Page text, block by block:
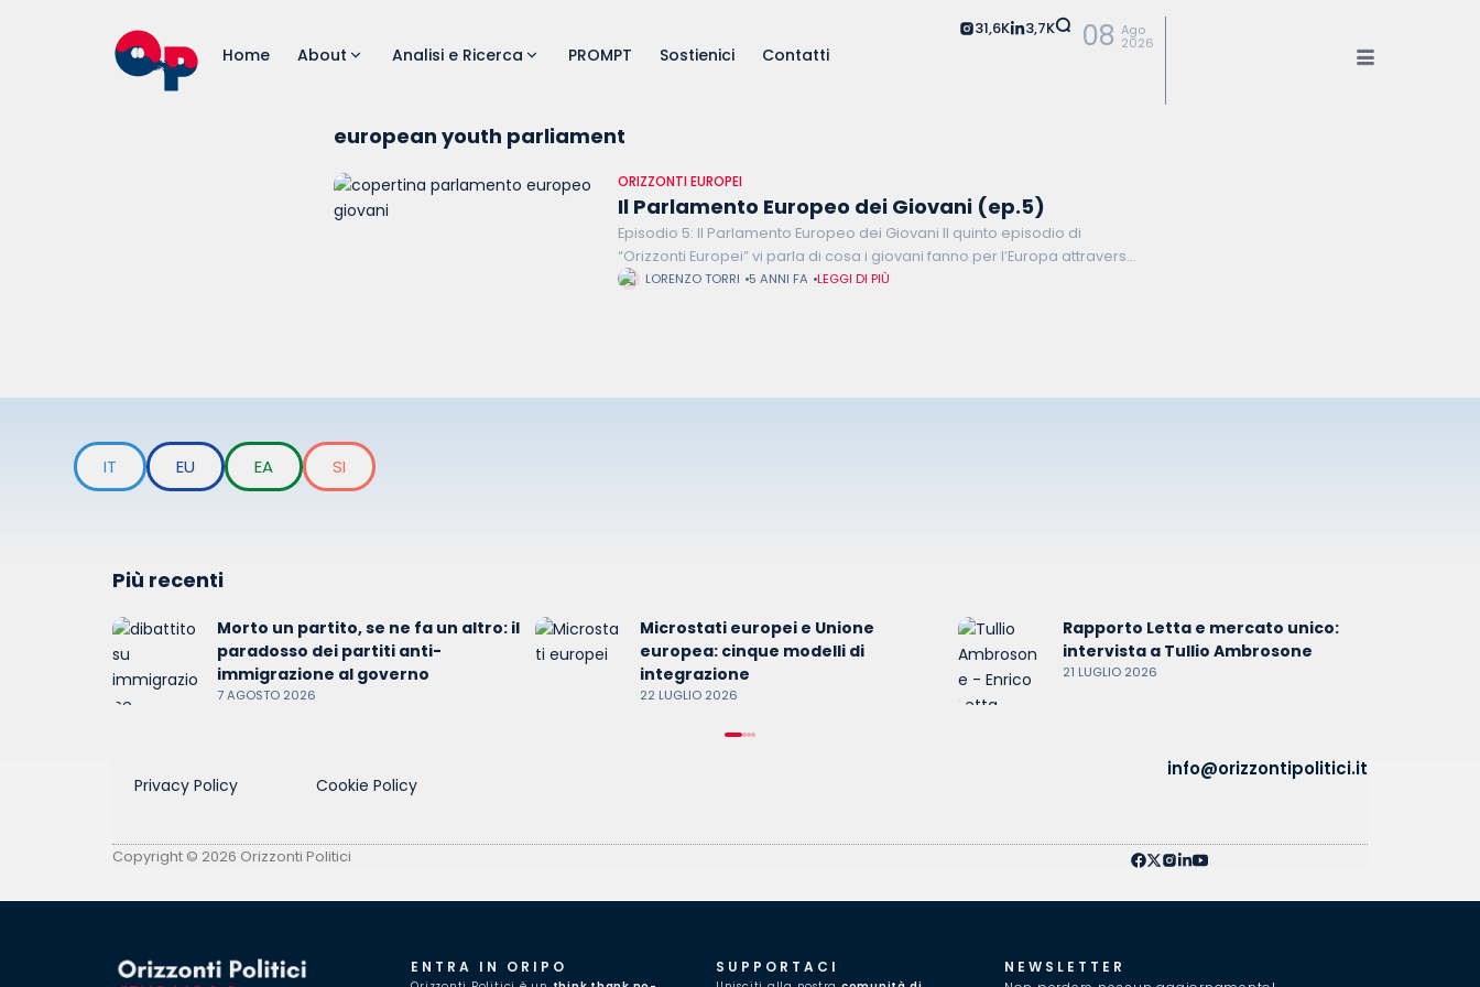
Home About Analisi e Ricerca PROMPT Sostienici Contatti
31,6K 3,7K 08 Ago
2026
european youth parliament
ORIZZONTI EUROPEI
Il Parlamento Europeo dei Giovani (ep.5)
Episodio 5: Il Parlamento Europeo dei Giovani Il quinto episodio di
“Orizzonti Europei” vi parla di cosa i giovani fanno per l’Europa attraverso
una delle iniziative indipendenti finalizzate a promuovere
LORENZO TORRI 5 ANNI FA LEGGI DI PIÙ
IT EU EA SI
Più recenti
Morto un partito, se ne fa un altro: il
paradosso dei partiti anti-
immigrazione al governo
7 AGOSTO 2026
Microstati europei e Unione
europea: cinque modelli di
integrazione
22 LUGLIO 2026
Rapporto Letta e mercato unico:
intervista a Tullio Ambrosone
21 LUGLIO 2026
Privacy Policy Cookie Policy
info@orizzontipolitici.it
Copyright © 2026 Orizzonti Politici
ENTRA IN ORIPO SUPPORTACI
NEWSLETTER